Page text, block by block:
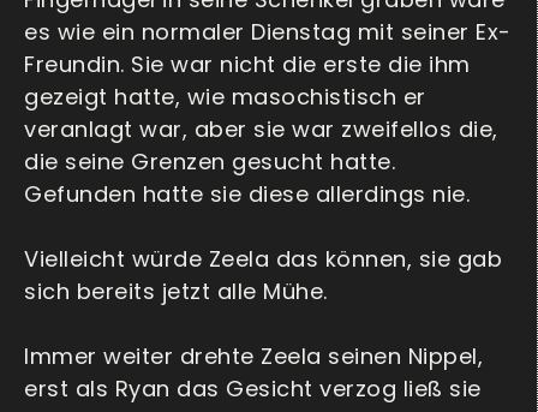
es wie ein normaler Dienstag mit seiner Ex-
Freundin. Sie war nicht die erste die ihm
gezeigt hatte, wie masochistisch er
veranlagt war, aber sie war zweifellos die,
die seine Grenzen gesucht hatte.
Gefunden hatte sie diese allerdings nie.
Vielleicht würde Zeela das können, sie gab
sich bereits jetzt alle Mühe.
Immer weiter drehte Zeela seinen Nippel,
erst als Ryan das Gesicht verzog ließ sie